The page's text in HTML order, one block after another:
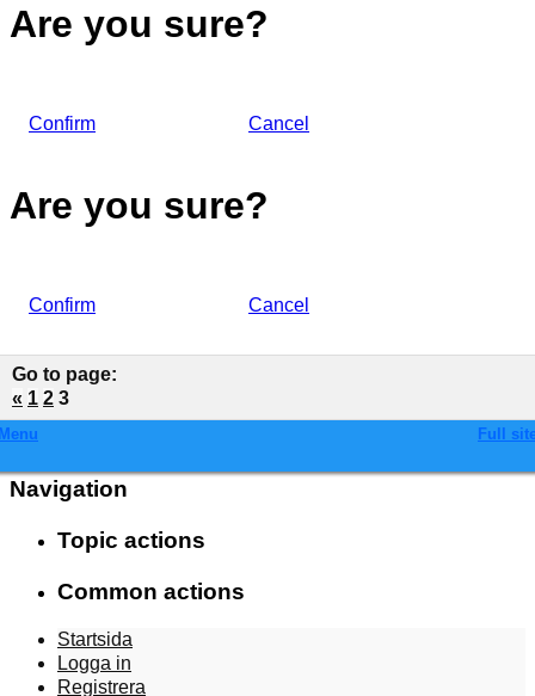
Are you sure?
Confirm Cancel
Are you sure?
Confirm Cancel
Go to page:
« 1 2 3
Full
Navigation
Topic actions
Common actions
Startsida
Logga in
Registrera